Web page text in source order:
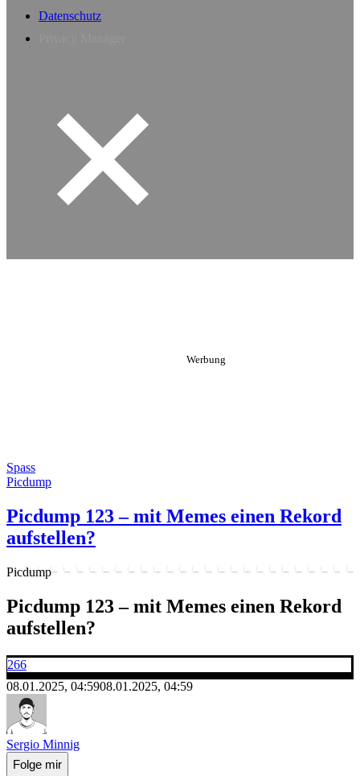
Datenschutz
Spass
Picdump
Picdump 123 – mit Memes einen Rekord
aufstellen?
Picdump
Picdump 123 – mit Memes einen Rekord
aufstellen?
266
08.01.2025, 04:5908.01.2025, 04:59
Sergio Minnig
Folge mir